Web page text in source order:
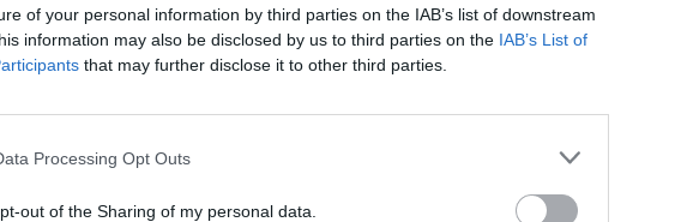
of your personal information by third parties on the IAB’s list of downstream
information may also be disclosed by us to third parties on the IAB’s List of
that may further disclose it to other third parties.
Processing Opt Outs
out of the Sharing of my personal data.